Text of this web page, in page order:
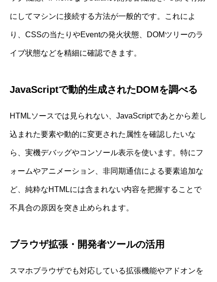
にしてマシンに接続する方法が一般的です。これによ
り、CSSの当たりやEventの発火状態、DOMツリーのラ
イブ状態などを精細に確認できます。
JavaScriptで動的生成されたDOMを調べる
HTMLソースでは見られない、JavaScriptであとから差し
込まれた要素や動的に変更された属性を確認したいな
ら、実機デバッグやコンソール表示を使います。特にフ
ォームやアニメーション、非同期通信による要素追加な
ど、純粋なHTMLには含まれない内容を把握することで
不具合の原因を突き止められます。
ブラウザ拡張・開発者ツールの活用
スマホブラウザでも対応している拡張機能やアドオンを